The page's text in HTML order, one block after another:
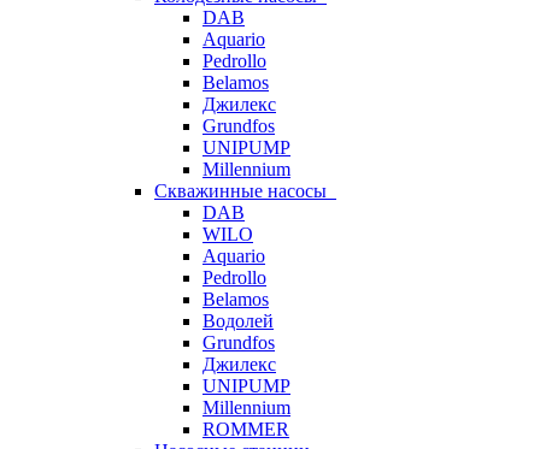
DAB
Aquario
Pedrollo
Belamos
Джилекс
Grundfos
UNIPUMP
Millennium
Скважинные насосы
DAB
WILO
Aquario
Pedrollo
Belamos
Водолей
Grundfos
Джилекс
UNIPUMP
Millennium
ROMMER